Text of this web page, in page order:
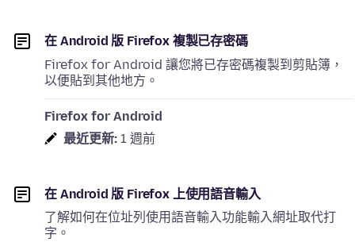
在 Android 版 Firefox 複製已存密碼
Firefox for Android 讓您將已存密碼複製到剪貼簿，
以便貼到其他地方。
Firefox for Android
最近更新: 1 週前
在 Android 版 Firefox 上使用語音輸入
了解如何在位址列使用語音輸入功能輸入網址取代打
字。